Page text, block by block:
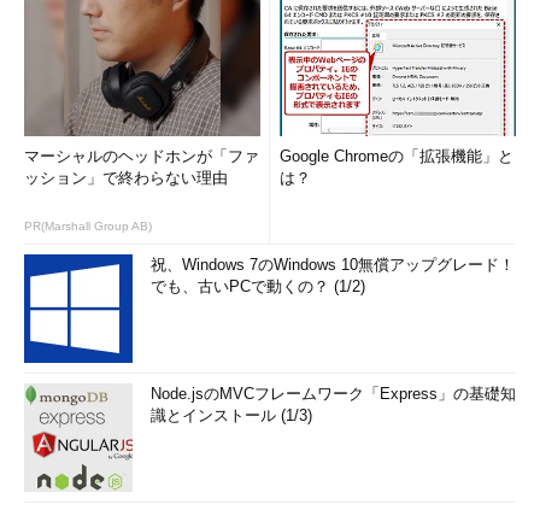
マーシャルのヘッドホンが「ファ
ッション」で終わらない理由
PR(Marshall Group AB)
Google Chromeの「拡張機能」と
は？
祝、Windows 7のWindows 10無償アップグレード！
でも、古いPCで動くの？ (1/2)
Node.jsのMVCフレームワーク「Express」の基礎知
識とインストール (1/3)